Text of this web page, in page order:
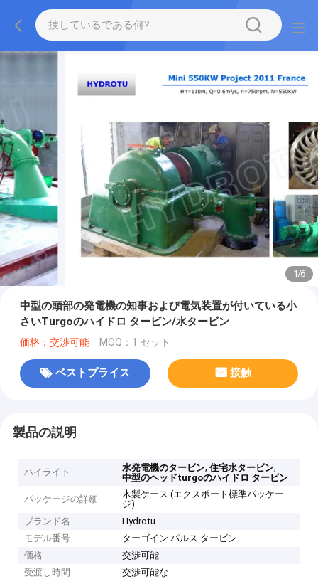
1/6
中型の頭部の発電機の知事および電気装置が付いている小
さいTurgoのハイドロ タービン/水タービン
価格：交渉可能 MOQ：1 セット
ベストプライス 接触
製品の説明
ハイライト 水発電機のタービン,住宅水タービン,
中型のヘッドturgoのハイドロ タービン
パッケージの詳細
木製ケース (エクスポート標準パッケー
ジ)
ブランド名
Hydrotu
モデル番号
ターゴイン パルス タービン
価格
交渉可能
受渡し時間
交渉可能な